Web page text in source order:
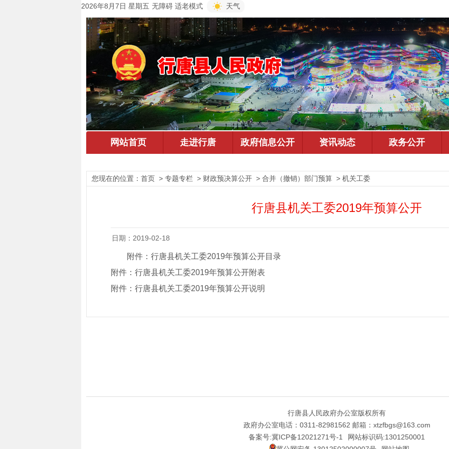
2026年8月7日 星期五 无障碍 适老模式 天气
您现在的位置： 首页 > 专题专栏 > 财政预决算公开 > 合并（撤销）部门预算 > 机关工委
行唐县机关工委2019年预算公开
日期：2019-02-18
附件： 行唐县机关工委2019年预算公开目录
附件： 行唐县机关工委2019年预算公开附表
附件： 行唐县机关工委2019年预算公开说明